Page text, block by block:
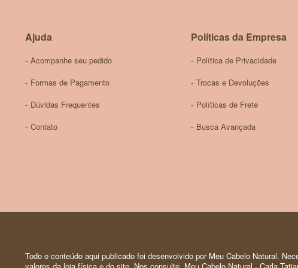
Ajuda
Acompanhe seu pedido
Formas de Pagamento
Dúvidas Frequentes
Contato
Políticas da Empresa
Política de Privacidade
Trocas e Devoluções
Políticas de Frete
Busca Avançada
Todo o conteúdo aqui publicado foi desenvolvido por Meu Cabelo Natural.